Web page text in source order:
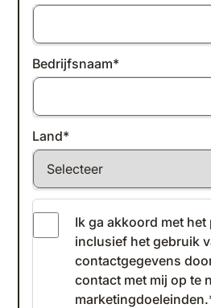
Bedrijfsnaam*
Land*
Ik ga akkoord met het
inclusief het gebruik
contactgegevens
contact met mij op te
marketingdoeleinden.